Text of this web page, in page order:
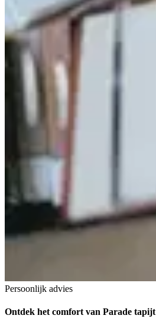
Persoonlijk advies
Ontdek het comfort van Parade tapijt